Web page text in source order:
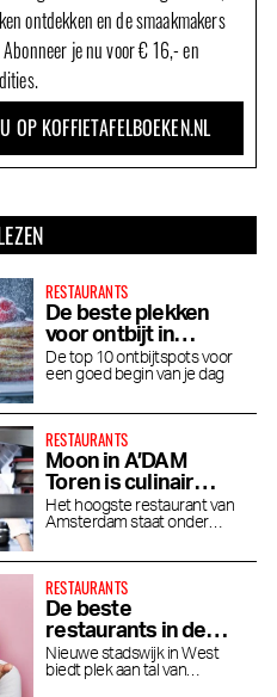
Gowrie
Restaurant Mont Blanc
in de Pijp: Savoie fine
dining met
Michelinster
ontdekken en de smaakmakers
je nu voor € 16,- en
OP KOFFIETAFELBOEKEN.NL
RESTAURANTS
De beste plekken
voor ontbijt in
Amsterdam
De top 10 ontbijtspots voor
een goed begin van je dag
RESTAURANTS
Moon in A’DAM
Toren is culinair
genieten op grote
hoogte
Het hoogste restaurant van
Amsterdam staat onder
RESTAURANTS
De beste
restaurants in de
Houthavens
Nieuwe stadswijk in West
biedt plek aan tal van